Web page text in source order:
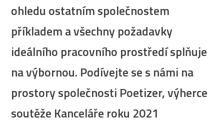
ohledu ostatním společnostem
příkladem a všechny požadavky
ideálního pracovního prostředí splňuje
na výbornou. Podívejte se s námi na
prostory společnosti Poetizer, výherce
soutěže Kanceláře roku 2021